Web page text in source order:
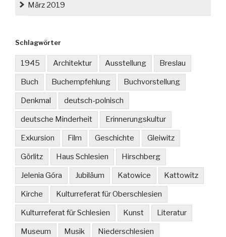
März 2019
Schlagwörter
1945 Architektur Ausstellung Breslau
Buch Buchempfehlung Buchvorstellung
Denkmal deutsch-polnisch
deutsche Minderheit Erinnerungskultur
Exkursion Film Geschichte Gleiwitz
Görlitz Haus Schlesien Hirschberg
Jelenia Góra Jubiläum Katowice Kattowitz
Kirche Kulturreferat für Oberschlesien
Kulturreferat für Schlesien Kunst Literatur
Museum Musik Niederschlesien